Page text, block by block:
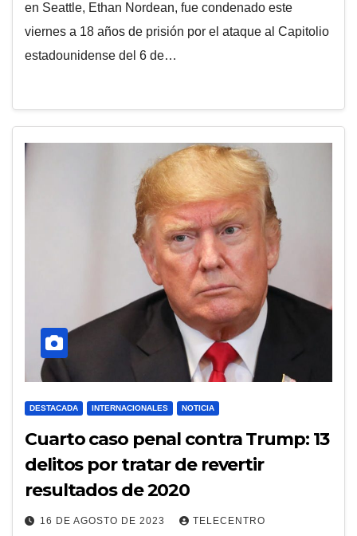
en Seattle, Ethan Nordean, fue condenado este
viernes a 18 años de prisión por el ataque al Capitolio
estadounidense del 6 de…
DESTACADA INTERNACIONALES NOTICIA
Cuarto caso penal contra Trump: 13
delitos por tratar de revertir
resultados de 2020
16 DE AGOSTO DE 2023 TELECENTRO